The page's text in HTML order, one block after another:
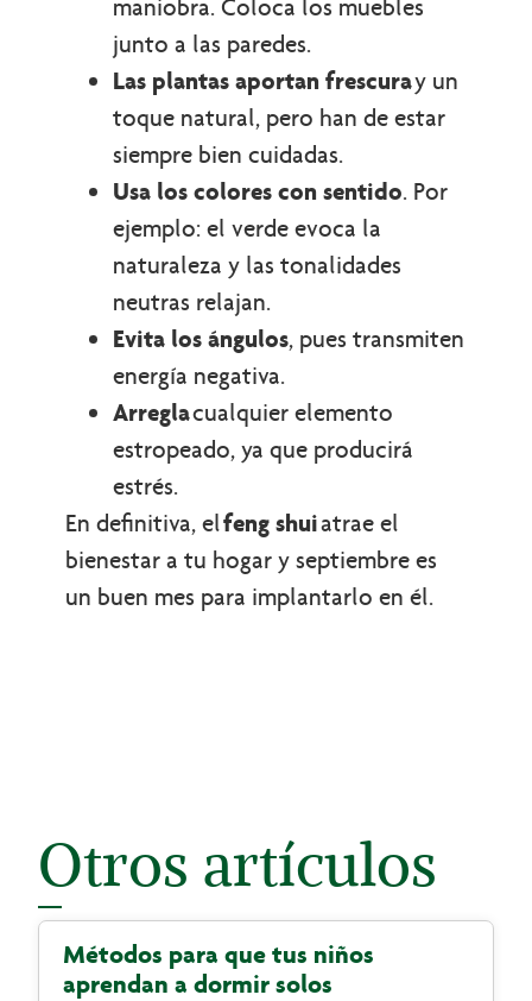
maniobra. Coloca los muebles
junto a las paredes.
Las plantas aportan frescuray un
toque natural, pero han de estar
siempre bien cuidadas.
Usa los colores con sentido. Por
ejemplo: el verde evoca la
naturaleza y las tonalidades
neutras relajan.
Evita los ángulos, pues transmiten
energía negativa.
Arreglacualquier elemento
estropeado, ya que producirá
estrés.
En definitiva, elfeng shuiatrae el
bienestar a tu hogar y septiembre es
un buen mes para implantarlo en él.
Otros artículos
Métodos para que tus niños
aprendan a dormir solos